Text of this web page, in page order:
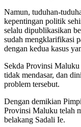
Namun, tuduhan-
kepentingan politik
selalu dipublikasikan
sudah mengklarifikasi
dengan kedua kasus
Sekda Provinsi
tidak mendasar, dan
problem tersebut.
Dengan demikian
Provinsi Maluku telah
belakang Sadali Ie.